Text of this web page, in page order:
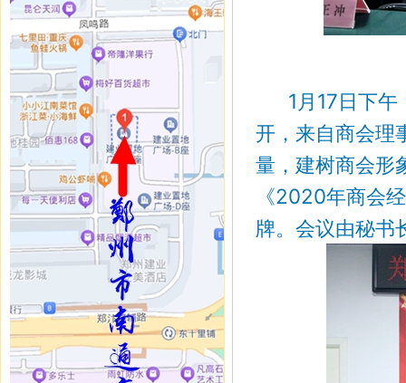
1月17日下午
开，来自商会理
量，建树商会形
《2020年商会
牌。会议由秘书